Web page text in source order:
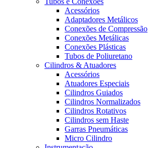
Acessórios
Adaptadores Metálicos
Conexões de Compressão
Conexões Metálicas
Conexões Plásticas
Tubos de Poliuretano
Cilindros & Atuadores
Acessórios
Atuadores Especiais
Cilindros Guiados
Cilindros Normalizados
Cilindros Rotativos
Cilindros sem Haste
Garras Pneumáticas
Micro Cilindro